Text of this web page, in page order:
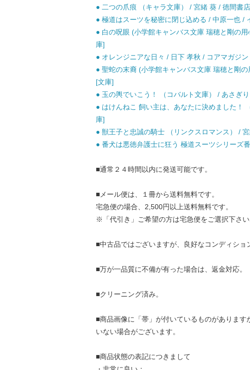
● 二つの爪痕 （キャラ文庫） / 宮緒 葵 / 徳間書
● 極道はスーツを秘密に閉じ込める / 中原一也 /
● 白の呪眼 (小学館キャンバス文庫 瑞穂と剛の
庫]
● オレンジニアな日々 / 日下 孝秋 / コアマガジ
● 聖蛇の末裔 (小学館キャンバス文庫 瑞穂と剛
[文庫]
● 玉の輿でいこう！ （コバルト文庫） / あさぎ
● はけんねこ 飼い主は、あなたに決めました！
庫]
● 獣王子と忠誠の騎士 （リンクスロマンス） /
● 番犬は悪徳弁護士に狂う 極道スーツシリーズ
■通常２４時間以内に発送可能です。
■メール便は、１冊から送料無料です。
宅急便の場合、2,500円以上送料無料です。
※「代引き」ご希望の方は宅急便をご選択下さい
■中古品ではございますが、良好なコンディショ
■万が一品質に不備が有った場合は、返金対応。
■クリーニング済み。
■商品画像に「帯」が付いているものがありま
いない場合がございます。
■商品状態の表記につきまして